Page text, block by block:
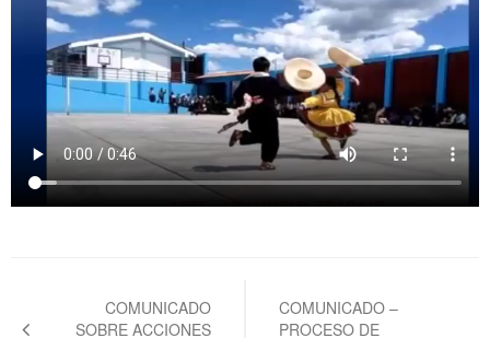
COMUNICADO
SOBRE ACCIONES
COMUNICADO –
PROCESO DE